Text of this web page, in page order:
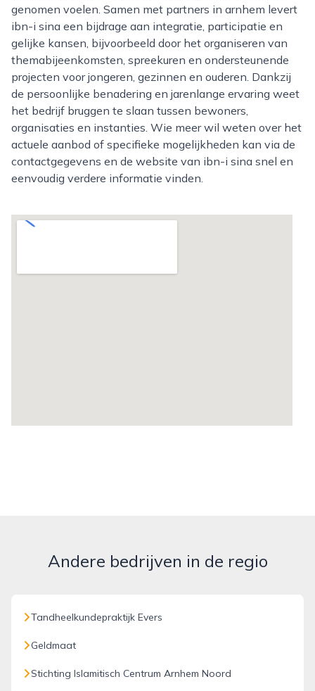
genomen voelen. Samen met partners in arnhem levert
ibn-i sina een bijdrage aan integratie, participatie en
gelijke kansen, bijvoorbeeld door het organiseren van
themabijeenkomsten, spreekuren en ondersteunende
projecten voor jongeren, gezinnen en ouderen. Dankzij
de persoonlijke benadering en jarenlange ervaring weet
het bedrijf bruggen te slaan tussen bewoners,
organisaties en instanties. Wie meer wil weten over het
actuele aanbod of specifieke mogelijkheden kan via de
contactgegevens en de website van ibn-i sina snel en
eenvoudig verdere informatie vinden.
Andere bedrijven in de regio
Tandheelkundepraktijk Evers
Geldmaat
Stichting Islamitisch Centrum Arnhem Noord